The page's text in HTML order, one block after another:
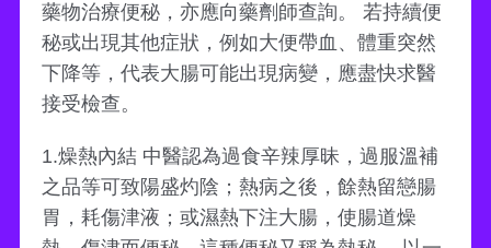
藥物治療便秘，亦應向藥劑師查詢。 若持續便
秘或出現其他症狀，例如大便帶血、體重突然
下降等，代表大腸可能出現病變，應盡快求醫
接受檢查。
1.燥熱內結 中醫認為過食辛辣厚昧，過服溫補
之品等可致陽盛灼陰；熱病之後，餘熱留戀腸
胃，耗傷津液；或濕熱下注大腸，使腸道燥